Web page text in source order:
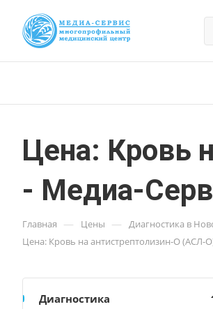
Цена: Кровь
- Медиа-
Главная — Цены — Диагностика в
Цена: Кровь на антистрептолизин-О (АСЛ-
Диагностика